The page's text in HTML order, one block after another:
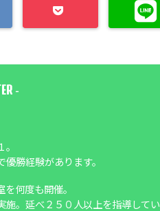
-
。
勝経験があります。
何度も開催。
施。延べ２５０人以上を指導してい